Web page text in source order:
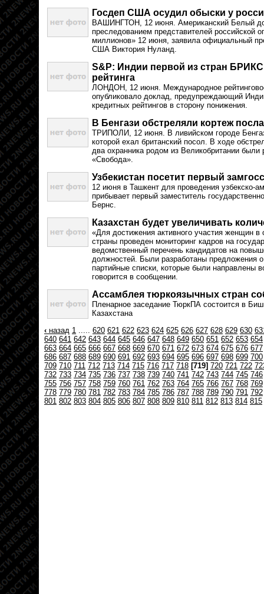
Госдеп США осудил обыски у
ВАШИНГТОН, 12 июня. Американский Белый
преследованием представителей российской
миллионов» 12 июня, заявила официальный
США Виктория Нуланд.
S&P: Индии первой из стран
рейтинга
ЛОНДОН, 12 июня. Международное
опубликовало доклад, предупреждающий
кредитных рейтингов в сторону понижения.
В Бенгази обстреляли кортеж
ТРИПОЛИ, 12 июня. В ливийском городе
которой ехал британский посол. В ходе
два охранника родом из Великобритании были
«Свобода».
Узбекистан посетит первый
12 июня в Ташкент для проведения узбекско-
прибывает первый заместитель
Бернс.
Казахстан будет увеличивать
«Для достижения активного участия женщин в
страны проведен мониторинг кадров на
ведомственный перечень кандидатов на
должностей. Были разработаны предложения
партийные списки, которые были направлены
говорится в сообщении.
Ассамблея тюркоязычных стран
Пленарное заседание ТюркПА состоится в
Казахстана
‹ назад 1 ..... 620 621 622 623 624 625 626 627 628 629 630
640 641 642 643 644 645 646 647 648 649 650 651 652 653 654
663 664 665 666 667 668 669 670 671 672 673 674 675 676 677
686 687 688 689 690 691 692 693 694 695 696 697 698 699 700
709 710 711 712 713 714 715 716 717 718 [719] 720 721 722
732 733 734 735 736 737 738 739 740 741 742 743 744 745 746
755 756 757 758 759 760 761 762 763 764 765 766 767 768 769
778 779 780 781 782 783 784 785 786 787 788 789 790 791 792
801 802 803 804 805 806 807 808 809 810 811 812 813 814 815